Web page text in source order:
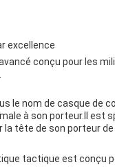
excellence
conçu pour les
le nom de casque de
à son porteur.Il est
tête de son porteur de
tactique est conçu